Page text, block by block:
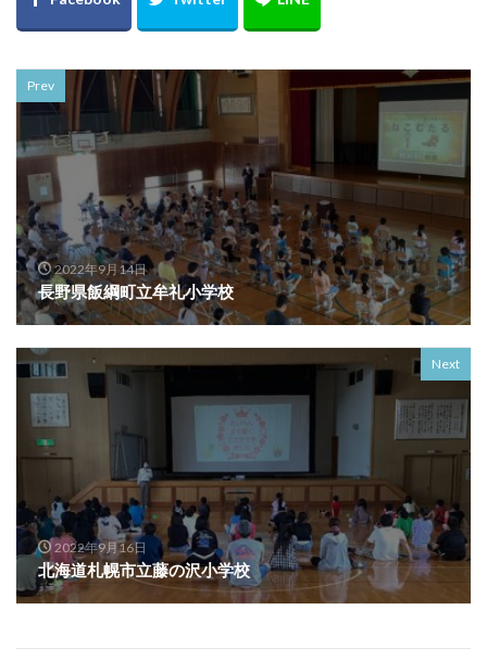
Prev
2022年9月14日
長野県飯綱町立牟礼小学校
Next
2022年9月16日
北海道札幌市立藤の沢小学校